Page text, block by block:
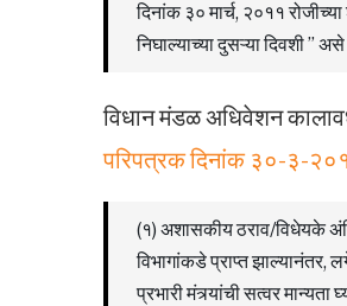
दिनांक ३० मार्च, २०११
निघाल्याच्या दुसऱ्या दिवशी ”
विधान मंडळ अधिवेशन
परिपत्रक दिनांक ३०-३-
(१) अशासकीय ठराव/विधेयके
विभागांकडे प्राप्त झाल्यानंतर,
प्रभारी मंत्र्यांची सत्वर मान्यता